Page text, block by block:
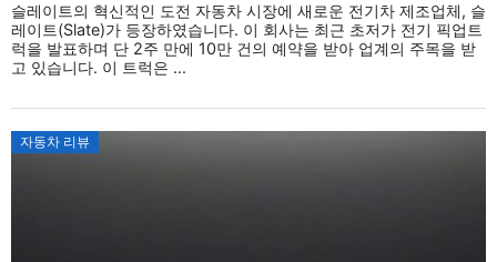
슬레이트의 혁신적인 도전 자동차 시장에 새로운 전기차 제조업체, 슬
레이트(Slate)가 등장하였습니다. 이 회사는 최근 초저가 전기 픽업트
럭을 발표하며 단 2주 만에 10만 건의 예약을 받아 업계의 주목을 받
고 있습니다. 이 트럭은 ...
자동차 리뷰